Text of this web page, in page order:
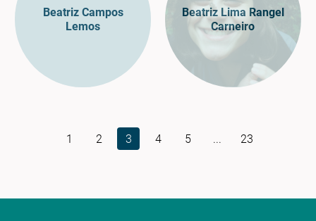
Beatriz Campos
Lemos
Beatriz Lima Rangel
Carneiro
1 2 3 4 5 ... 23